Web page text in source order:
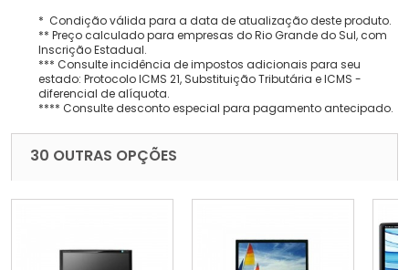
* Condição válida para a data de atualização deste produto.
** Preço calculado para empresas do Rio Grande do Sul, com
Inscrição Estadual.
*** Consulte incidência de impostos adicionais para seu
estado: Protocolo ICMS 21, Substituição Tributária e ICMS -
diferencial de alíquota.
**** Consulte desconto especial para pagamento antecipado.
30 OUTRAS OPÇÕES